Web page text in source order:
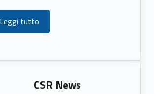
Leggi tutto
CSR News